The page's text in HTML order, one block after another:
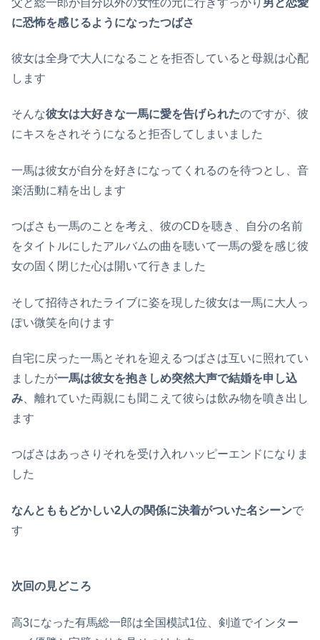
に恐怖を感じるようになったつばさ
彼女は全身で大人になることを拒否していると母親は心配
します
そんな彼女は大好きな一馬に愛を告げられたのですが、彼
にキスをされそうになると拒否してしまいました
一馬は彼女が自分を好きになってくれるのを待つとし、音
楽活動に精を出します
つばさも一馬のことを考え、彼のCDを聴き、自分の名前
をタイトルにしたアルバムの曲を聴いて一馬の愛を感じ彼
女の固く閉じた心は開いて行きました
そして招待されたライブに姿を現した彼女は一馬に大人っ
ぽい微笑を向けます
自宅に戻った一馬とそれを迎えるつばさは互いに照れてい
ましたが一馬は彼女を抱きしめ突然大声で結婚を申し込
み 、離れていた両親にも聞こえて彼らは飲み物を噴き出し
ます
つばさはあっさりそれを受け入れハッピーエンドになりま
した
なんとももどかしい2人の関係に決着がついた名シーンで
す
次回の見どころ
高3になった有馬総一郎は全国模試1位、剣道でインター